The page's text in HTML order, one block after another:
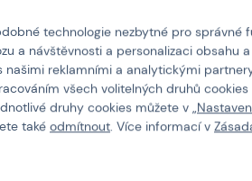
technologie nezbytné pro správné
a návštěvnosti a personalizaci obsahu
našimi reklamními a analytickými
všech volitelných druhů
druhy cookies můžete v „
také odmítnout. Více informací v